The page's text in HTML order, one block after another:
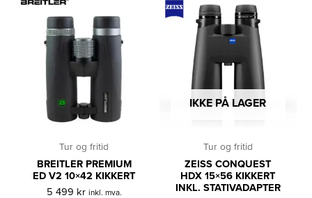
Tur og fritid
BREITLER PREMIUM
ED V2 10×42 KIKKERT
5 499 kr inkl. mva.
IKKE PÅ LAGER
Tur og fritid
ZEISS CONQUEST
HDX 15×56 KIKKERT
INKL. STATIVADAPTER